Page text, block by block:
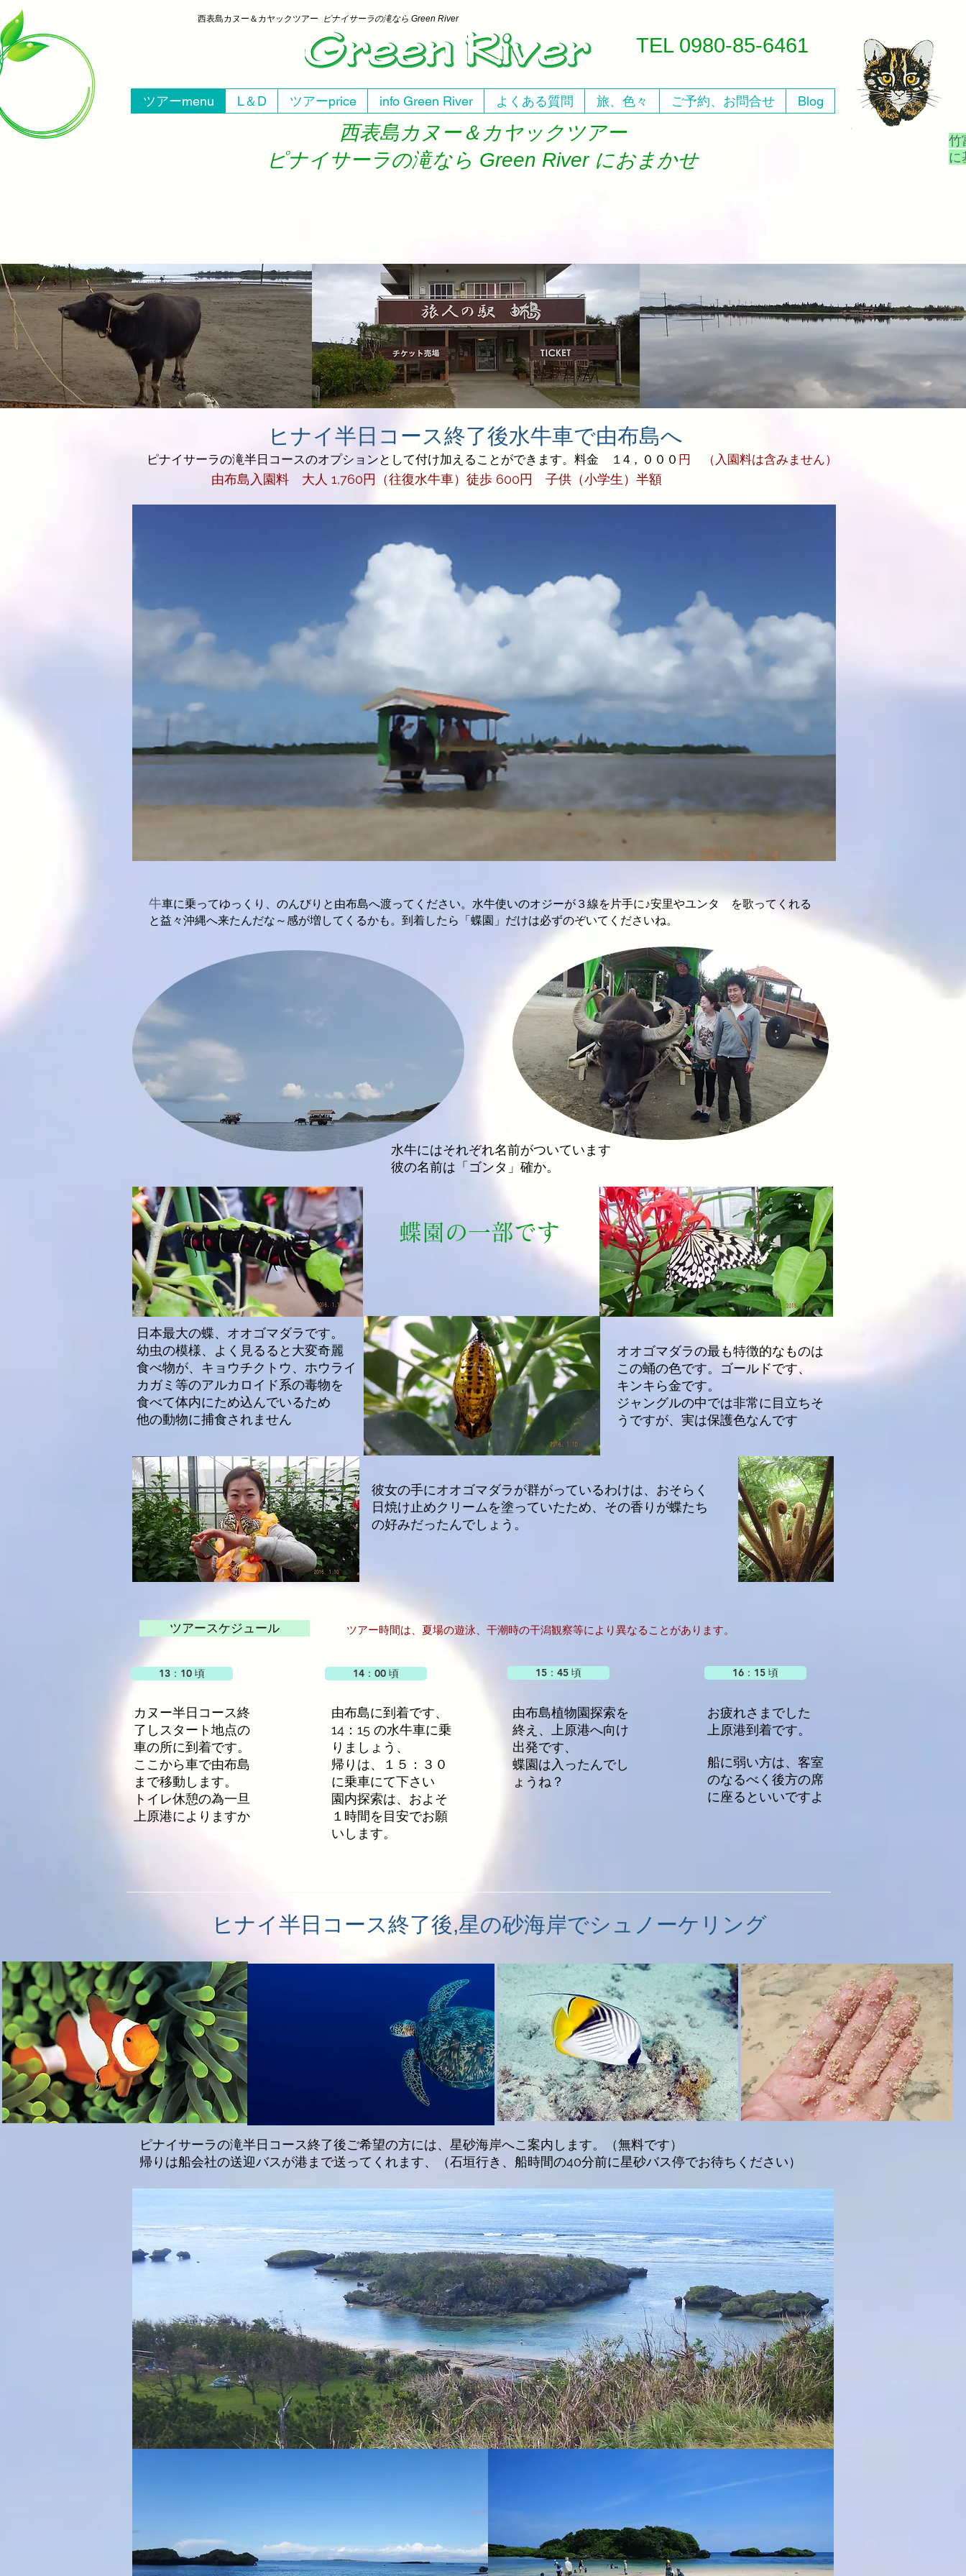
​TEL 0980-85-6461
西表島カヌー＆カヤックツアー ピナイサーラの滝なら Green River
ツアーmenu L＆D ツアーprice info Green River よくある質問 旅、色々 ご予約、お問合せ Blog
西表島カヌー＆カヤックツアー
ピナイサーラの滝なら Green River におまかせ
竹
に
​ヒナイ半日コース終了後水牛車で由布島へ
ピナイサーラの滝半日コースのオプションとして付け加えることができます。料金 １4，０００ 円 （入園料は含みません）
由布島入園料 大人 1,760円（往復水牛車）徒歩 600円 子供（小学生）半額
​牛車に乗ってゆっくり、のんびりと由布島へ渡ってください。水牛使いのオジーが３線を片手に♪安里やユンタ を歌ってくれる
と益々沖縄へ来たんだな～感が増してくるかも。到着したら「蝶園」だけは必ずのぞいてくださいね。
水牛にはそれぞれ名前がついています
​彼の名前は「ゴンタ」確か。
日本最大の蝶、オオゴマダラです。
幼虫の模様、よく見るると大変奇麗
​食べ物が、キョウチクトウ、ホウライ
カガミ等のアルカロイド系の毒物を
食べて体内にため込んでいるため
​他の動物に捕食されません
オオゴマダラの最も特徴的なものは
この蛹の色です。ゴールドです、
キンキら金です。
​ジャングルの中では非常に目立ちそ
うですが、実は保護色なんです
彼女の手にオオゴマダラが群がっているわけは、おそらく
​日焼け止めクリームを塗っていたため、その香りが蝶たち
の好みだったんでしょう。
​蝶園の一部です
ツアースケジュール
13：10 頃
カヌー半日コース終
了しスタート地点の
車の所に到着です。
ここから車で由布島
まで移動します。
​トイレ休憩の為一旦
上原港によりますか
ツアー時間は、夏場の遊泳、干潮時の干潟観察等により異なることがあります。
14：00 頃
由布島に到着です、
14：15 の水牛車に乗
りましょう、
帰りは、１５：３０
に乗車にて下さい
​園内探索は、およそ
１時間を目安でお願
いします。
15：45 頃
由布島植物園探索を
終え、上原港へ向け
出発です、
​蝶園は入ったんでし
ょうね？
16：15 頃
お疲れさまでした
上原港到着です。
​船に弱い方は、客室
のなるべく後方の席
に座るといいですよ
​ヒナイ半日コース終了後,星の砂海岸でシュノーケリング
​ピナイサーラの滝半日コース終了後ご希望の方には、星砂海岸へこ案内します。（無料です）
​帰りは船会社の送迎バスが港まで送ってくれます、（石垣行き、船時間の40分前に星砂バス停でお待ちください）